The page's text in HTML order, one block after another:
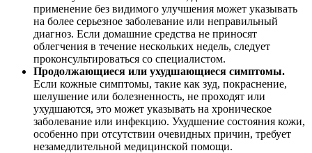
применение без видимого улучшения может указывать
на более серьезное заболевание или неправильный
диагноз. Если домашние средства не приносят
облегчения в течение нескольких недель, следует
проконсультироваться со специалистом.
Продолжающиеся или ухудшающиеся симптомы.
Если кожные симптомы, такие как зуд, покраснение,
шелушение или болезненность, не проходят или
ухудшаются, это может указывать на хроническое
заболевание или инфекцию. Ухудшение состояния кожи,
особенно при отсутствии очевидных причин, требует
незамедлительной медицинской помощи.